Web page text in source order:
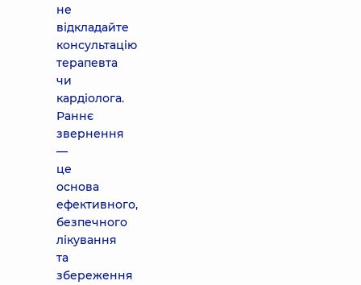
не
відкладайте
консультацію
терапевта
чи
кардіолога.
Раннє
звернення
—
це
основа
ефективного,
безпечного
лікування
та
збереження